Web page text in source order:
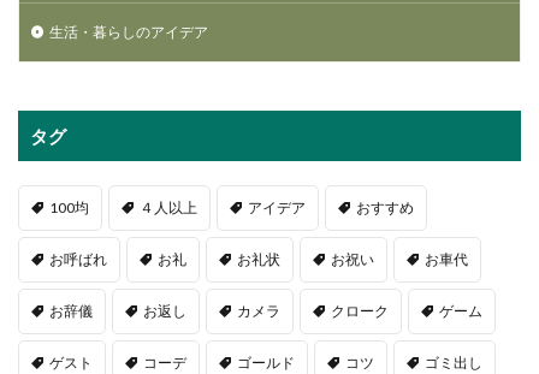
生活・暮らしのアイデア
タグ
100均 ４人以上 アイデア おすすめ
お呼ばれ お礼 お礼状 お祝い お車代
お辞儀 お返し カメラ クローク ゲーム
ゲスト コーデ ゴールド コツ ゴミ出し